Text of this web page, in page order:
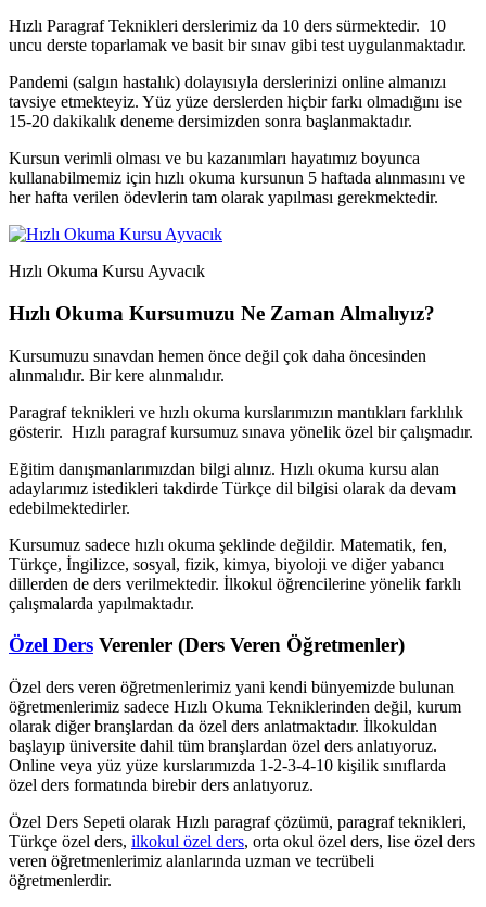
Hızlı Paragraf Teknikleri derslerimiz da 10 ders sürmektedir. 10
uncu derste toparlamak ve basit bir sınav gibi test uygulanmaktadır.
Pandemi (salgın hastalık) dolayısıyla derslerinizi online almanızı
tavsiye etmekteyiz. Yüz yüze derslerden hiçbir farkı olmadığını ise
15-20 dakikalık deneme dersimizden sonra başlanmaktadır.
Kursun verimli olması ve bu kazanımları hayatımız boyunca
kullanabilmemiz için hızlı okuma kursunun 5 haftada alınmasını ve
her hafta verilen ödevlerin tam olarak yapılması gerekmektedir.
Hızlı Okuma Kursu Ayvacık
Hızlı Okuma Kursumuzu Ne Zaman Almalıyız?
Kursumuzu sınavdan hemen önce değil çok daha öncesinden
alınmalıdır. Bir kere alınmalıdır.
Paragraf teknikleri ve hızlı okuma kurslarımızın mantıkları farklılık
gösterir. Hızlı paragraf kursumuz sınava yönelik özel bir çalışmadır.
Eğitim danışmanlarımızdan bilgi alınız. Hızlı okuma kursu alan
adaylarımız istedikleri takdirde Türkçe dil bilgisi olarak da devam
edebilmektedirler.
Kursumuz sadece hızlı okuma şeklinde değildir. Matematik, fen,
Türkçe, İngilizce, sosyal, fizik, kimya, biyoloji ve diğer yabancı
dillerden de ders verilmektedir. İlkokul öğrencilerine yönelik farklı
çalışmalarda yapılmaktadır.
Özel Ders Verenler (Ders Veren Öğretmenler)
Özel ders veren öğretmenlerimiz yani kendi bünyemizde bulunan
öğretmenlerimiz sadece Hızlı Okuma Tekniklerinden değil, kurum
olarak diğer branşlardan da özel ders anlatmaktadır. İlkokuldan
başlayıp üniversite dahil tüm branşlardan özel ders anlatıyoruz.
Online veya yüz yüze kurslarımızda 1-2-3-4-10 kişilik sınıflarda
özel ders formatında birebir ders anlatıyoruz.
Özel Ders Sepeti olarak Hızlı paragraf çözümü, paragraf teknikleri,
Türkçe özel ders, ilkokul özel ders, orta okul özel ders, lise özel ders
veren öğretmenlerimiz alanlarında uzman ve tecrübeli
öğretmenlerdir.